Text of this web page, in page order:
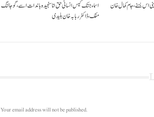
اسماء جتک کیس انسانی حق انا سنجیدہ باندات اسے، گوجالنگ
مفک،ڈاکٹر ربابہ خان بلیدی
اس بسنے، جام کمال خان
Your email address will not be published.